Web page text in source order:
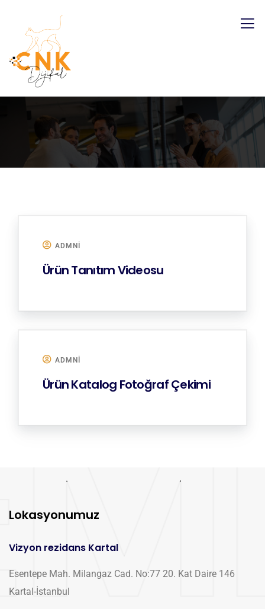
ADMNI
Ürün Tanıtım Videosu
ADMNI
Ürün Katalog Fotoğraf Çekimi
Lokasyonumuz
Vizyon rezidans Kartal
Esentepe Mah. Milangaz Cad. No:77 20. Kat Daire 146
Kartal-İstanbul